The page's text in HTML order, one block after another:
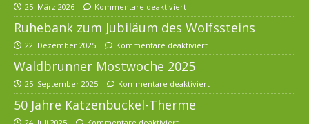
25. März 2026 Kommentare deaktiviert
Ruhebank zum Jubiläum des Wolfssteins
22. Dezember 2025 Kommentare deaktiviert
Waldbrunner Mostwoche 2025
25. September 2025 Kommentare deaktiviert
50 Jahre Katzenbuckel-Therme